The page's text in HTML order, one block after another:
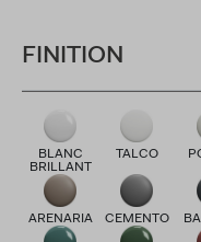
FINITION
BLANC
BRILLANT
TALCO
ARENARIA CEMENTO